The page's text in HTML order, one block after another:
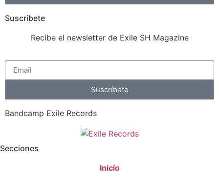
Suscríbete
Recibe el newsletter de Exile SH Magazine
Suscríbete
Bandcamp Exile Records
Secciones
Inicio